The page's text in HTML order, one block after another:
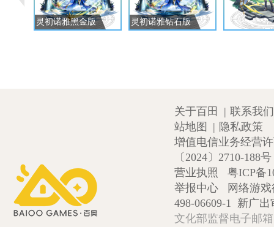
灵初诺雅黑金版 灵初诺雅钻石版
关于百田 | 联系我们
站地图
| 隐私政策
增值电信业务经营
〔2024〕2710-188号
营业执照
粤ICP备
举报中心
网络游
498-06609-1 新广出
文化部监督电子邮